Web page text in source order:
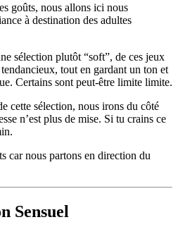
goûts, nous allons ici nous
à destination des adultes
sélection plutôt “soft”, de ces jeux
tout en gardant un ton et
Certains sont peut-être limite limite.
cette sélection, nous irons du côté
n’est plus de mise. Si tu crains ce
car nous partons en direction du
Sensuel